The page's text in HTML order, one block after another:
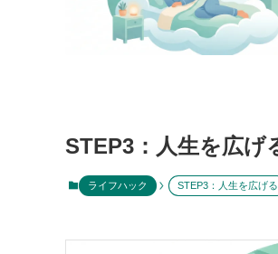
STEP3：人生を広げ
ライフハック STEP3：人生を広げる